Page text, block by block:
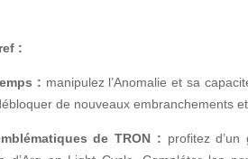
:
: manipulez l’Anomalie et sa
de nouveaux embranchements
de TRON : profitez